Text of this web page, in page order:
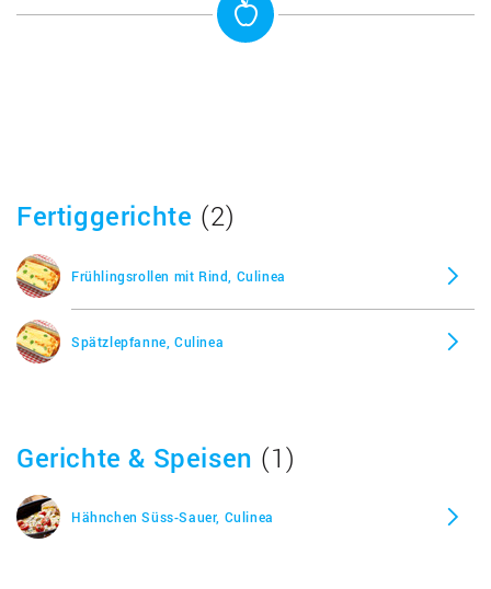
Fertiggerichte (2)
Frühlingsrollen mit Rind, Culinea
Spätzlepfanne, Culinea
Gerichte & Speisen (1)
Hähnchen Süss-Sauer, Culinea